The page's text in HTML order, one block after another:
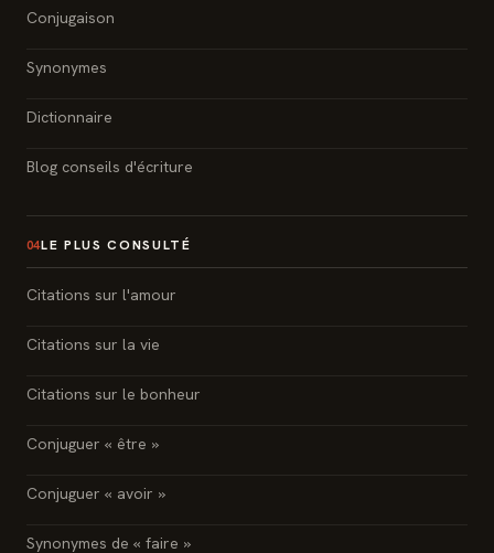
Conjugaison
Synonymes
Dictionnaire
Blog conseils d'écriture
04LE PLUS CONSULTÉ
Citations sur l'amour
Citations sur la vie
Citations sur le bonheur
Conjuguer « être »
Conjuguer « avoir »
Synonymes de « faire »